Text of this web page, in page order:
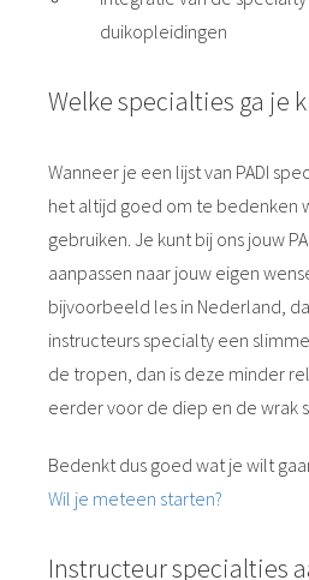
duikopleidingen
Welke specialties ga je
Wanneer je een lijst van PADI
het altijd goed om te bedenken
gebruiken. Je kunt bij ons jouw
aanpassen naar jouw eigen
bijvoorbeeld les in Nederland,
instructeurs specialty een
de tropen, dan is deze minder
eerder voor de diep en de wrak
Bedenkt dus goed wat je wilt
Wil je meteen starten?
Instructeur specialties